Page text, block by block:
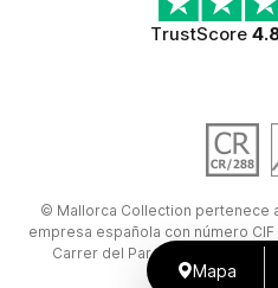
Mapa
TrustScore
© Mallorca Collection pertenece
empresa española con número CIF
Carrer del Pare Bartomeu Pou